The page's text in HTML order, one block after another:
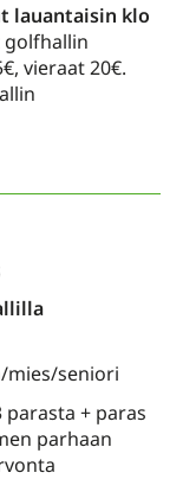
lauantaisin klo
golfhallin
vieraat 20€.
mies/seniori
parasta + paras
parhaan